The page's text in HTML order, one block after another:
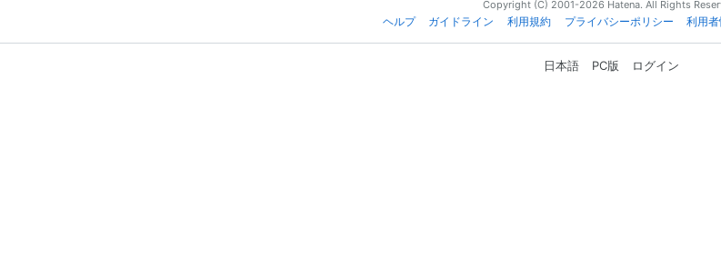
Copyright (C) 2001-2026 Hatena. All Rights
ヘルプ
ガイドライン 利用規約 プライバシーポリシー 利用
日本語 PC版 ログイン